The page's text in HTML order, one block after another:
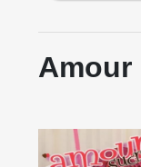
Amour